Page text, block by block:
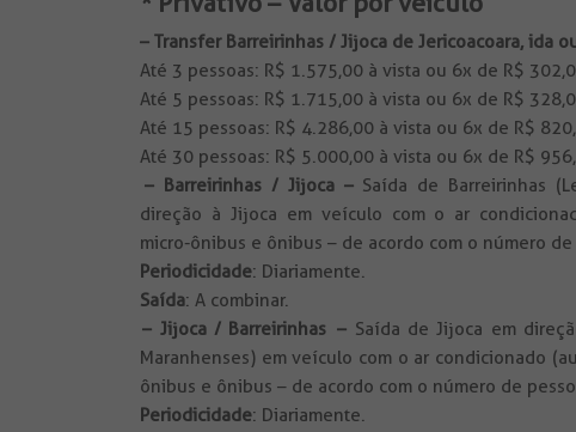
– Transfer Barreirinhas / Jijoca de Jericoacoara, ida
Até 3 pessoas: R$ 1.575,00 à vista ou 6x de R$
Até 5 pessoas: R$ 1.715,00 à vista ou 6x de R$
Até 15 pessoas: R$ 4.286,00 à vista ou 6x de R$
Até 30 pessoas: R$ 5.000,00 à vista ou 6x de R$
– Barreirinhas / Jijoca – Saída de Barreirinhas
direção à Jijoca em veículo com o ar
micro-ônibus e ônibus – de acordo com o número de
Periodicidade: Diariamente.
Saída: A combinar.
– Jijoca / Barreirinhas – Saída de Jijoca em
Maranhenses) em veículo com o ar condicionado
ônibus e ônibus – de acordo com o número de
Periodicidade: Diariamente.